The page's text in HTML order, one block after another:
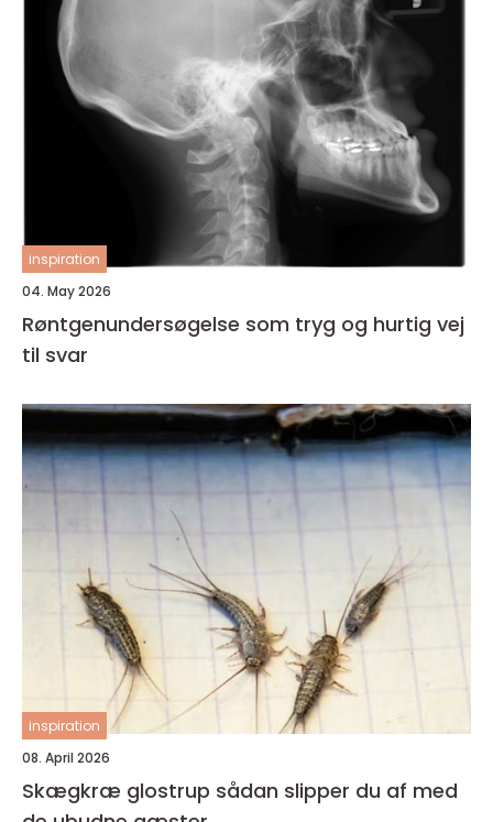
inspiration
04. May 2026
Røntgenundersøgelse som tryg og hurtig vej
til svar
inspiration
08. April 2026
Skægkræ glostrup sådan slipper du af med